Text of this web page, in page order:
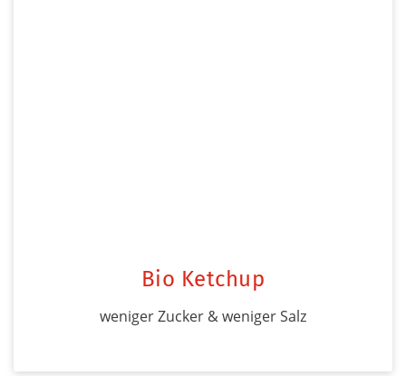
Bio Ketchup
weniger Zucker & weniger Salz